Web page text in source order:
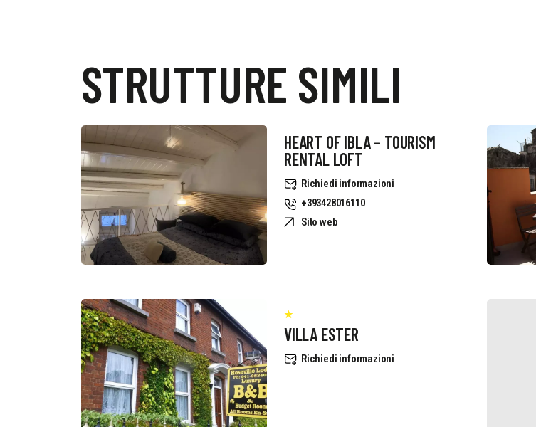
STRUTTURE SIMILI
HEART OF IBLA – TOURISM
RENTAL LOFT
Richiedi informazioni
+393428016110
Sito web
VILLA ESTER
Richiedi informazioni